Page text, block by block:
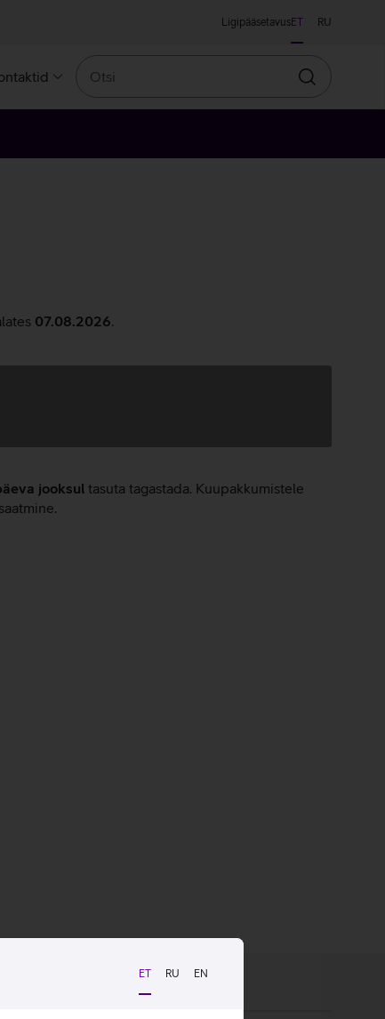
ET RU EN
LigipääsetavusET RU
Otsin
07.08.2026
jooksul tasuta tagastada. Kuupakkumistele